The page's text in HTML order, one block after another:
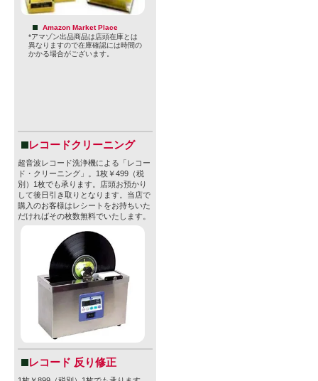
Amazon Market Place
*アマゾン出品商品は店頭在庫とは
異なりますので在庫確認には時間の
かかる場合がございます。
レコードクリーニング
超音波レコード洗浄機による「レコー
ド・クリーニング」。1枚￥499（税
別）1枚でも承ります。店頭お預かり
して後日引き取りとなります。当店で
購入のお客様はレシートをお持ちいた
だければその枚数無料でいたします。
レコード 反り修正